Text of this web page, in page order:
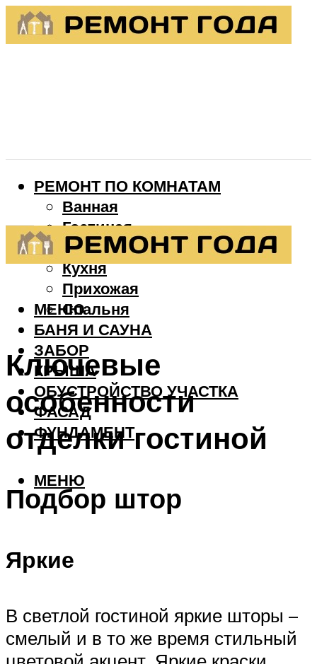
РЕМОНТ ПО КОМНАТАМ
Ванная
Гостиная
Детская
Кухня
Прихожая
Спальня
БАНЯ И САУНА
ЗАБОР
КРЫША
ОБУСТРОЙСТВО УЧАСТКА
ФАСАД
ФУНДАМЕНТ
МЕНЮ
МЕНЮ
Ключевые
особенности
отделки гостиной
Подбор штор
Яркие
В светлой гостиной яркие шторы –
смелый и в то же время стильный